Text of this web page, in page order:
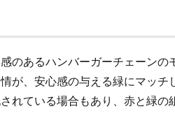
のあるハンバーガーチェーンの
が、安心感の与える緑にマッチ
れている場合もあり、赤と緑の